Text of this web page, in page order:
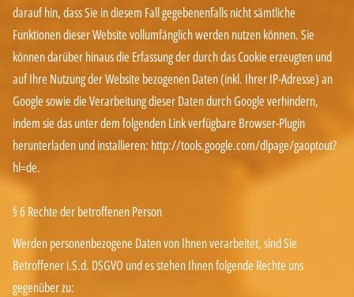
darauf hin, dass Sie in diesem Fall gegebenenfalls nicht sämtliche
Funktionen dieser Website vollumfänglich werden nutzen können. Sie
können darüber hinaus die Erfassung der durch das Cookie erzeugten und
auf Ihre Nutzung der Website bezogenen Daten (inkl. Ihrer IP-Adresse) an
Google sowie die Verarbeitung dieser Daten durch Google verhindern,
indem sie das unter dem folgenden Link verfügbare Browser-Plugin
herunterladen und installieren: http://tools.google.com/dlpage/gaoptout?
hl=de.
§ 6 Rechte der betroffenen Person
Werden personenbezogene Daten von Ihnen verarbeitet, sind Sie
Betroffener i.S.d. DSGVO und es stehen Ihnen folgende Rechte uns
gegenüber zu: